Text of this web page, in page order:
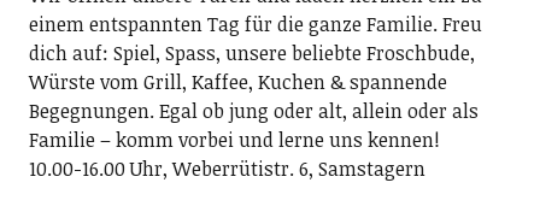
einem entspannten Tag für die ganze Familie. Freu
dich auf: Spiel, Spass, unsere beliebte Froschbude,
Würste vom Grill, Kaffee, Kuchen & spannende
Begegnungen. Egal ob jung oder alt, allein oder als
Familie – komm vorbei und lerne uns kennen!
10.00-16.00 Uhr, Weberrütistr. 6, Samstagern